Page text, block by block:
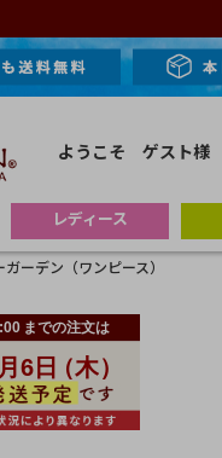
ようこそ ゲスト様
レディース
ガーデン（ワンピース）